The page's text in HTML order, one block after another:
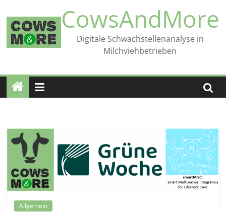
Inhalt
springen
CowsAndMore
Digitale Schwachstellenanalyse in
Milchviehbetrieben
Allgemein